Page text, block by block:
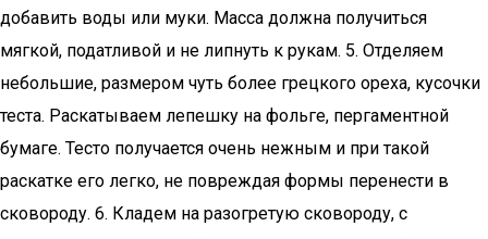
добавить воды или муки. Масса должна получиться
мягкой, податливой и не липнуть к рукам. 5. Отделяем
небольшие, размером чуть более грецкого ореха, кусочки
теста. Раскатываем лепешку на фольге, пергаментной
бумаге. Тесто получается очень нежным и при такой
раскатке его легко, не повреждая формы перенести в
сковороду. 6. Кладем на разогретую сковороду, с